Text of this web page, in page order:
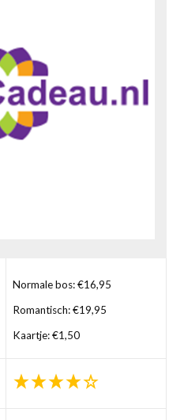
Normale bos: €16,95
Romantisch: €19,95
Kaartje: €1,50